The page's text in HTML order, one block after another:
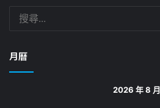
月曆
2026 年 8 月